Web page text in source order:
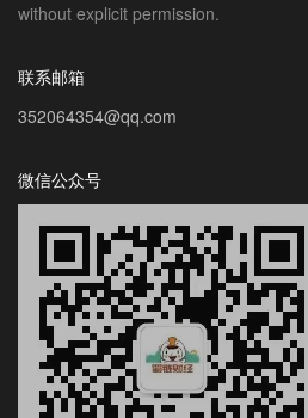
without explicit permission.
联系邮箱
352064354@qq.com
微信公众号